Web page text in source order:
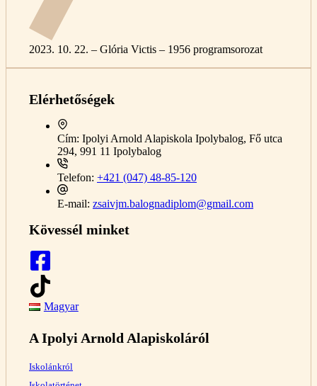
2023. 10. 22. – Glória Victis – 1956 programsorozat
Elérhetőségek
Cím: Ipolyi Arnold Alapiskola Ipolybalog, Fő utca
294, 991 11 Ipolybalog
Telefon: +421 (047) 48-85-120
E-mail: zsaivjm.balognadiplom@gmail.com
Kövessél minket
Magyar
A Ipolyi Arnold Alapiskoláról
Iskolánkról